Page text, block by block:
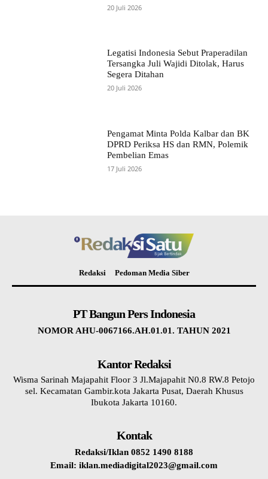
20 Juli 2026
Legatisi Indonesia Sebut Praperadilan
Tersangka Juli Wajidi Ditolak, Harus
Segera Ditahan
20 Juli 2026
Pengamat Minta Polda Kalbar dan BK
DPRD Periksa HS dan RMN, Polemik
Pembelian Emas
17 Juli 2026
Redaksi Pedoman Media Siber
PT Bangun Pers Indonesia
NOMOR AHU-0067166.AH.01.01. TAHUN 2021
Kantor Redaksi
Wisma Sarinah Majapahit Floor 3 Jl.Majapahit N0.8 RW.8 Petojo
sel. Kecamatan Gambir.kota Jakarta Pusat, Daerah Khusus
Ibukota Jakarta 10160.
Kontak
Redaksi/Iklan 0852 1490 8188
Email: iklan.mediadigital2023@gmail.com